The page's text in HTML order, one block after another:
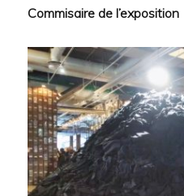
Commisaire de l’exposition